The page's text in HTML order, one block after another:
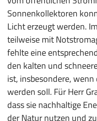
Sonnenkollektoren
Licht erzeugt werden.
teilweise mit
fehlte eine
den kalten und
ist, insbesondere,
werden soll. Für Herr
dass sie nachhaltige
der Natur nutzen und